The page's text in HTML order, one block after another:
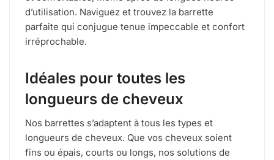
d’utilisation. Naviguez et trouvez la barrette
parfaite qui conjugue tenue impeccable et confort
irréprochable.
Idéales pour toutes les
longueurs de cheveux
Nos barrettes s’adaptent à tous les types et
longueurs de cheveux. Que vos cheveux soient
fins ou épais, courts ou longs, nos solutions de